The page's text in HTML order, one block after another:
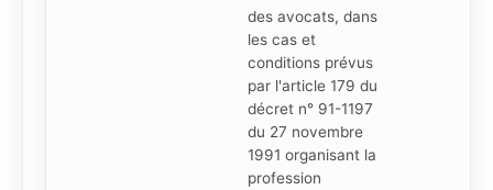
des avocats, dans
les cas et
conditions prévus
par l'article 179 du
décret n° 91-1197
du 27 novembre
1991 organisant la
profession